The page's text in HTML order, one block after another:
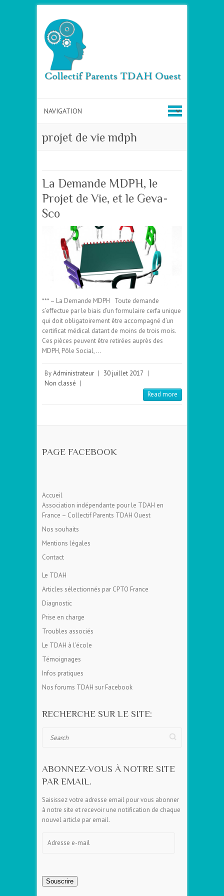
projet de vie mdph
La Demande MDPH, le
Projet de Vie, et le Geva-
Sco
*** – La Demande MDPH Toute demande
s’effectue par le biais d’un formulaire cerfa unique
qui doit obligatoirement être accompagné d’un
certificat médical datant de moins de trois mois.
Ces pièces peuvent être retirées auprès des
MDPH, Pôle Social,…
ByAdministrateur 30 juillet 2017
Non classé
Read more
PAGE FACEBOOK
Accueil
Association indépendante pour le TDAH en
France – Collectif Parents TDAH Ouest
Nos souhaits
Mentions légales
Contact
Le TDAH
Articles sélectionnés par CPTO France
Diagnostic
Prise en charge
Troubles associés
Le TDAH à l’école
Témoignages
Infos pratiques
Nos forums TDAH sur Facebook
RECHERCHE SUR LE SITE:
ABONNEZ-VOUS À NOTRE SITE
PAR EMAIL.
Saisissez votre adresse email pour vous abonner
à notre site et recevoir une notification de chaque
nouvel article par email.
Souscrire